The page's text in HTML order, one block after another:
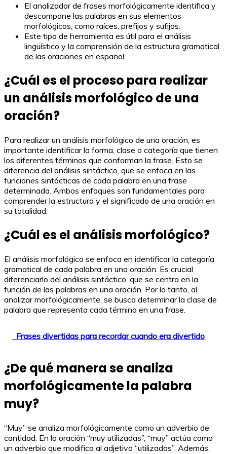
El analizador de frases morfológicamente identifica y
descompone las palabras en sus elementos
morfológicos, como raíces, prefijos y sufijos.
Este tipo de herramienta es útil para el análisis
lingüístico y la comprensión de la estructura gramatical
de las oraciones en español.
¿Cuál es el proceso para realizar
un análisis morfológico de una
oración?
Para realizar un análisis morfológico de una oración, es
importante identificar la forma, clase o categoría que tienen
los diferentes términos que conforman la frase. Esto se
diferencia del análisis sintáctico, que se enfoca en las
funciones sintácticas de cada palabra en una frase
determinada. Ambos enfoques son fundamentales para
comprender la estructura y el significado de una oración en
su totalidad.
¿Cuál es el análisis morfológico?
El análisis morfológico se enfoca en identificar la categoría
gramatical de cada palabra en una oración. Es crucial
diferenciarlo del análisis sintáctico, que se centra en la
función de las palabras en una oración. Por lo tanto, al
analizar morfológicamente, se busca determinar la clase de
palabra que representa cada término en una frase.
Frases divertidas para recordar cuando era divertido
¿De qué manera se analiza
morfológicamente la palabra
muy?
“Muy” se analiza morfológicamente como un adverbio de
cantidad. En la oración “muy utilizadas”, “muy” actúa como
un adverbio que modifica al adjetivo “utilizadas”. Además,